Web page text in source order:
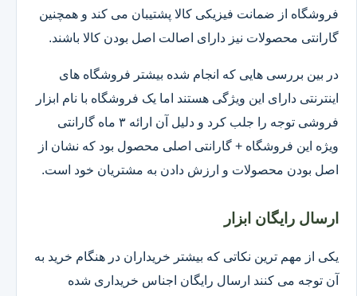
فروشگاه از ضمانت فیزیکی کالا پشتیبان می کند و همچنین
گارانتی محصولات نیز دارای اصالت اصل بودن کالا باشند.
در بین بررسی هایی که انجام شده بیشتر فروشگاه های
اینترنتی دارای این ویژگی هستند اما یک فروشگاه با نام ابزار
فروشی توجه را جلب کرد و دلیل آن ارائه ۳ ماه گارانتی
ویژه این فروشگاه + گارانتی اصلی محصول بود که نشان از
اصل بودن محصولات و ارزش دادن به مشتریان خود است.
ارسال رایگان ابزار
یکی از مهم ترین نکاتی که بیشتر خریداران در هنگام خرید به
آن توجه می کنند ارسال رایگان اجناس خریداری شده